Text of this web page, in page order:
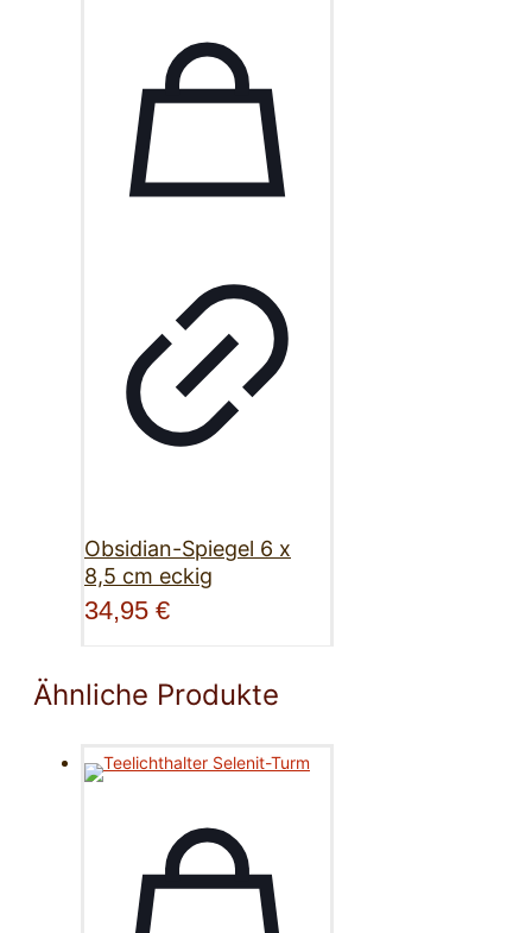
Obsidian-Spiegel 6 x
8,5 cm eckig
34,95 €
Ähnliche Produkte